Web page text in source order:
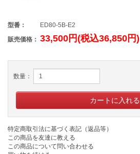
型番：
ED80-5B-E2
販売価格： 33,500円(税込36,850円)
数量：
特定商取引法に基づく表記（返品等）
この商品を友達に教える
この商品について問い合わせる